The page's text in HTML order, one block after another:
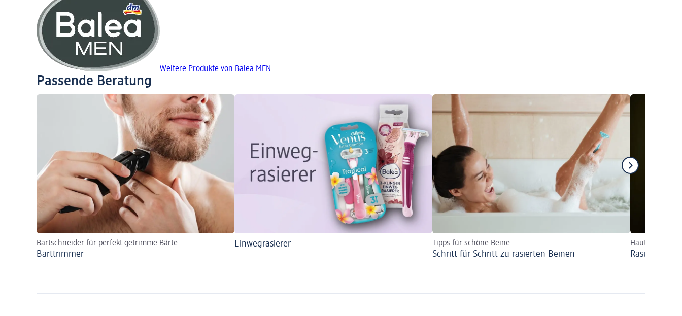
Weitere Produkte von Balea MEN
Passende Beratung
Bartschneider für perfekt getrimme Bärte
Barttrimmer
Einwegrasierer Tipps für schöne Beine
Schritt für Schritt zu rasierten Beinen Rasurbrand